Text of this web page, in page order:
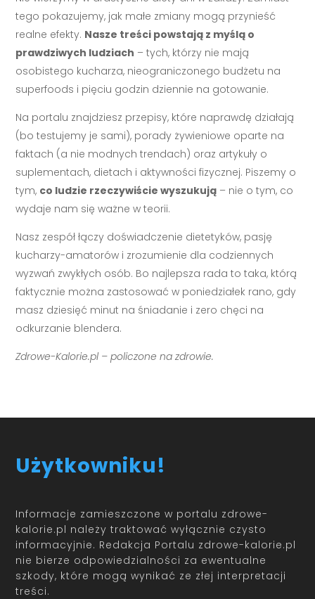
tego pokazujemy, jak małe zmiany mogą przynieść
realne efekty. Nasze treści powstają z myślą o
prawdziwych ludziach – tych, którzy nie mają
osobistego kucharza, nieograniczonego budżetu na
superfoods i pięciu godzin dziennie na gotowanie.
Na portalu znajdziesz przepisy, które naprawdę działają
(bo testujemy je sami), porady żywieniowe oparte na
faktach (a nie modnych trendach) oraz artykuły o
suplementach, dietach i aktywności fizycznej. Piszemy o
tym, co ludzie rzeczywiście wyszukują – nie o tym, co
wydaje nam się ważne w teorii.
Nasz zespół łączy doświadczenie dietetyków, pasję
kucharzy-amatorów i zrozumienie dla codziennych
wyzwań zwykłych osób. Bo najlepsza rada to taka, którą
faktycznie można zastosować w poniedziałek rano, gdy
masz dziesięć minut na śniadanie i zero chęci na
odkurzanie blendera.
Zdrowe-Kalorie.pl – policzone na zdrowie.
Użytkowniku!
Informacje zamieszczone w portalu zdrowe-
kalorie.pl należy traktować wyłącznie czysto
informacyjnie. Redakcja Portalu zdrowe-kalorie.pl
nie bierze odpowiedzialności za ewentualne
szkody, które mogą wynikać ze złej interpretacji
treści.